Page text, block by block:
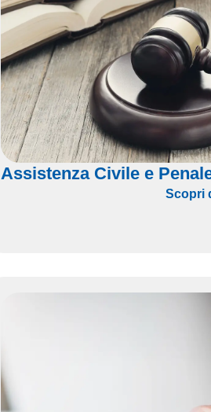
Assistenza Civile e
Scopri